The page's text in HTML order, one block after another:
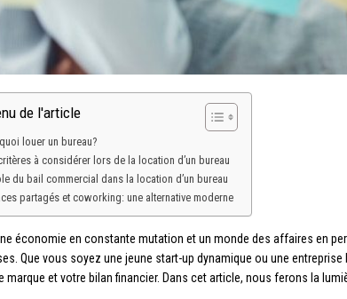
de l'article
louer un bureau?
à considérer lors de la location d’un bureau
du bail commercial dans la location d’un bureau
partagés et coworking: une alternative moderne
économie en constante mutation et un monde des affaires en
Que vous soyez une jeune start-up dynamique ou une
marque et votre bilan financier. Dans cet article, nous ferons la